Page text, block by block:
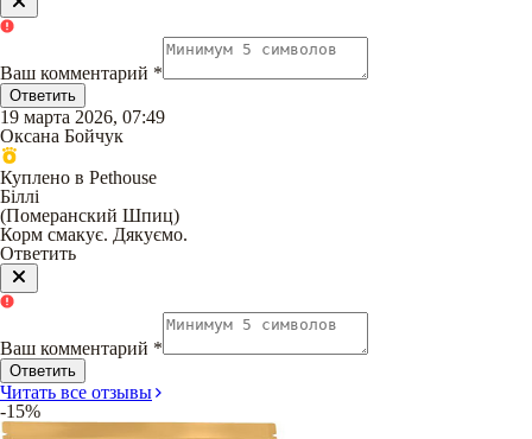
Ваш комментарий *
Ответить
19 марта 2026, 07:49
Оксана Бойчук
Куплено в Pethouse
Біллі
(Померанский Шпиц)
Корм смакує. Дякуємо.
Ответить
Ваш комментарий *
Ответить
Читать все отзывы
-15%